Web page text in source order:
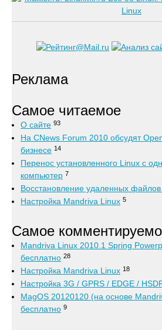
Реклама
Самое читаемое
О сайте 93
На CNews Forum 2010 обсудят
бизнесе 14
Перенос установленного Linux с
компьютер 7
Восстановление удаленных
Настройка Mandriva Linux 5
Самое
Mandriva Linux 2010.1 Spring
бесплатно 28
Настройка Mandriva Linux 18
Настройка 3G / GPRS / EDGE /
MagOS 20120120 (на основе
бесплатно 9